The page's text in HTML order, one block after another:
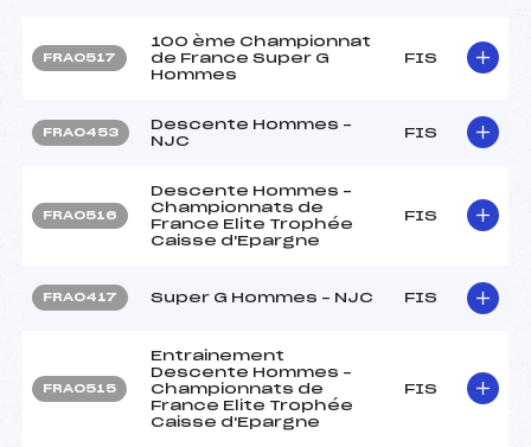
FRA0517
100 ème Championnat
de France Super G
Hommes
FIS
FRA0453
Descente Hommes –
NJC
FIS
FRA0516
Descente Hommes –
Championnats de
France Elite Trophée
Caisse d'Epargne
FIS
FRA0417 Super G Hommes – NJC FIS
FRA0515
Entrainement
Descente Hommes –
Championnats de
France Elite Trophée
Caisse d'Epargne
FIS